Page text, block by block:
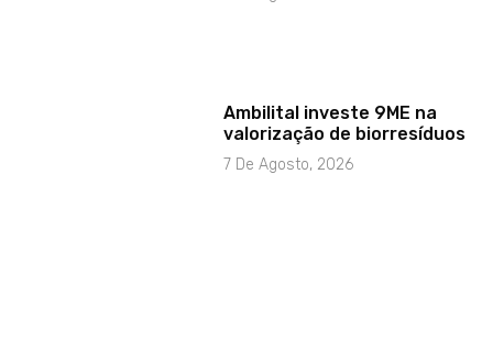
Ambilital investe 9ME na
valorização de biorresíduos
7 De Agosto, 2026